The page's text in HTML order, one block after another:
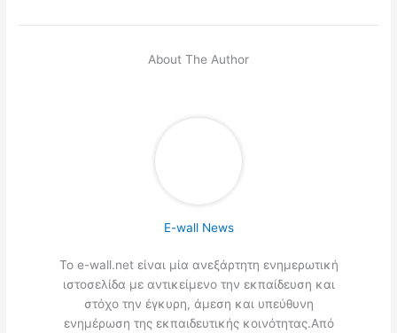
About The Author
E-wall News
Το e-wall.net είναι μία ανεξάρτητη ενημερωτική
ιστοσελίδα με αντικείμενο την εκπαίδευση και
στόχο την έγκυρη, άμεση και υπεύθυνη
ενημέρωση της εκπαιδευτικής κοινότητας.Από